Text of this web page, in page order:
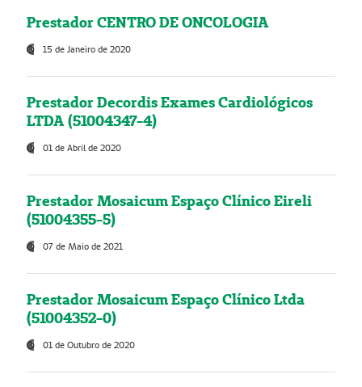
Prestador CENTRO DE ONCOLOGIA
15 de Janeiro de 2020
Prestador Decordis Exames Cardiológicos
LTDA (51004347-4)
01 de Abril de 2020
Prestador Mosaicum Espaço Clínico Eireli
(51004355-5)
07 de Maio de 2021
Prestador Mosaicum Espaço Clínico Ltda
(51004352-0)
01 de Outubro de 2020